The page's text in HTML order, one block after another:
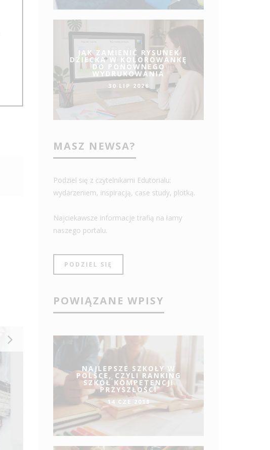
JAK ZAMIENIĆ RYSUNEK
DZIECKA W KOLOROWANKĘ
DO PONOWNEGO
WYDRUKOWANIA
30 LIP 2026
MASZ NEWSA?
Podziel się z czytelnikami Edutorialu:
wydarzeniem, inspiracją, case study, plotką.
Najciekawsze informacje trafią na łamy
naszego portalu.
PODZIEL SIĘ
POWIĄZANE WPISY
NAJLEPSZE SZKOŁY W
POLSCE, CZYLI RANKING
SZKÓŁ KOMPETENCJI
PRZYSZŁOŚCI
14 CZE 2018